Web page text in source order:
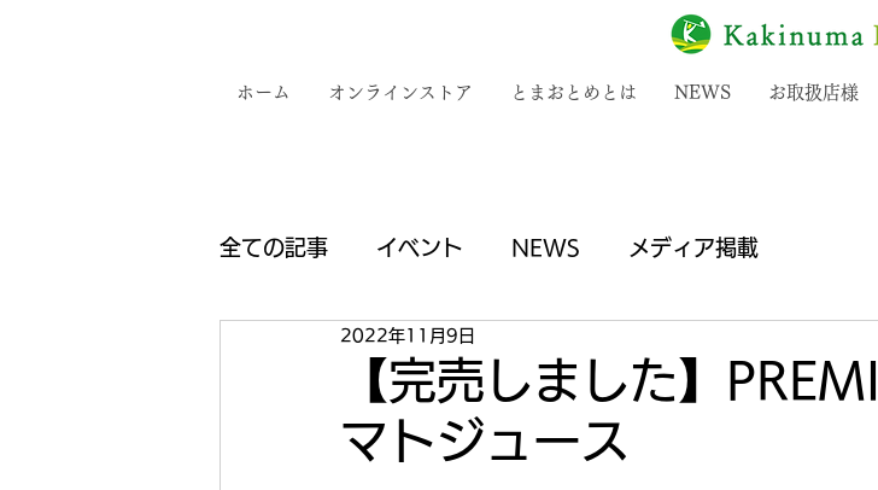
ホーム オンラインストア とまおとめとは NEWS お取扱店様
全ての記事 イベント NEWS メディア掲載
【完売しました】
マトジュース
2022年11月9日